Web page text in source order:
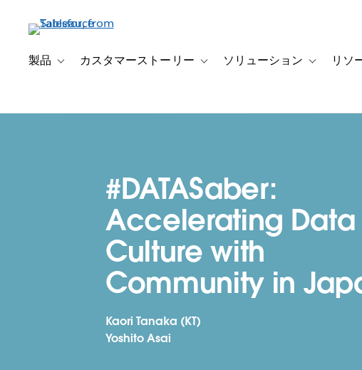
ン
製品 Toggle sub-navigation for 製品
カスタマーストーリー Toggle sub-navigation for カスタマー
ソリューション Toggle sub-
リソ
#DATASaber:
Accelerating Data
Culture with
Community in
Kaori Tanaka (KT)
Yoshito Asai